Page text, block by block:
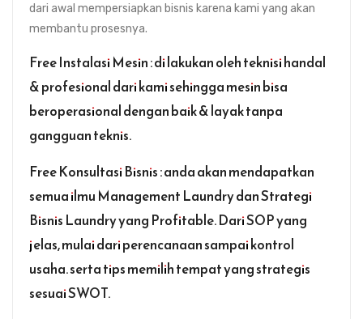
dari awal mempersiapkan bisnis karena kami yang akan
membantu prosesnya.
Free Instalasi Mesin : di lakukan oleh teknisi handal
& profesional dari kami sehingga mesin bisa
beroperasional dengan baik & layak tanpa
gangguan teknis.
Free Konsultasi Bisnis : anda akan mendapatkan
semua ilmu Management Laundry dan Strategi
Bisnis Laundry yang Profitable. Dari SOP yang
jelas, mulai dari perencanaan sampai kontrol
usaha. serta tips memilih tempat yang strategis
sesuai SWOT.